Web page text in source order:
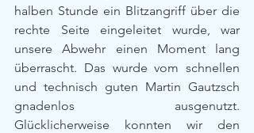
halben Stunde ein Blitzangriff über die
rechte Seite eingeleitet wurde, war
unsere Abwehr einen Moment lang
überrascht. Das wurde vom schnellen
und technisch guten Martin Gautzsch
gnadenlos ausgenutzt.
Glücklicherweise konnten wir den